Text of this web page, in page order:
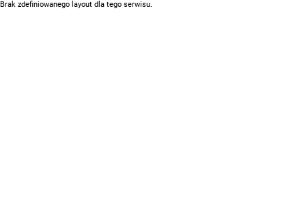
Brak zdefiniowanego layout dla tego serwisu.